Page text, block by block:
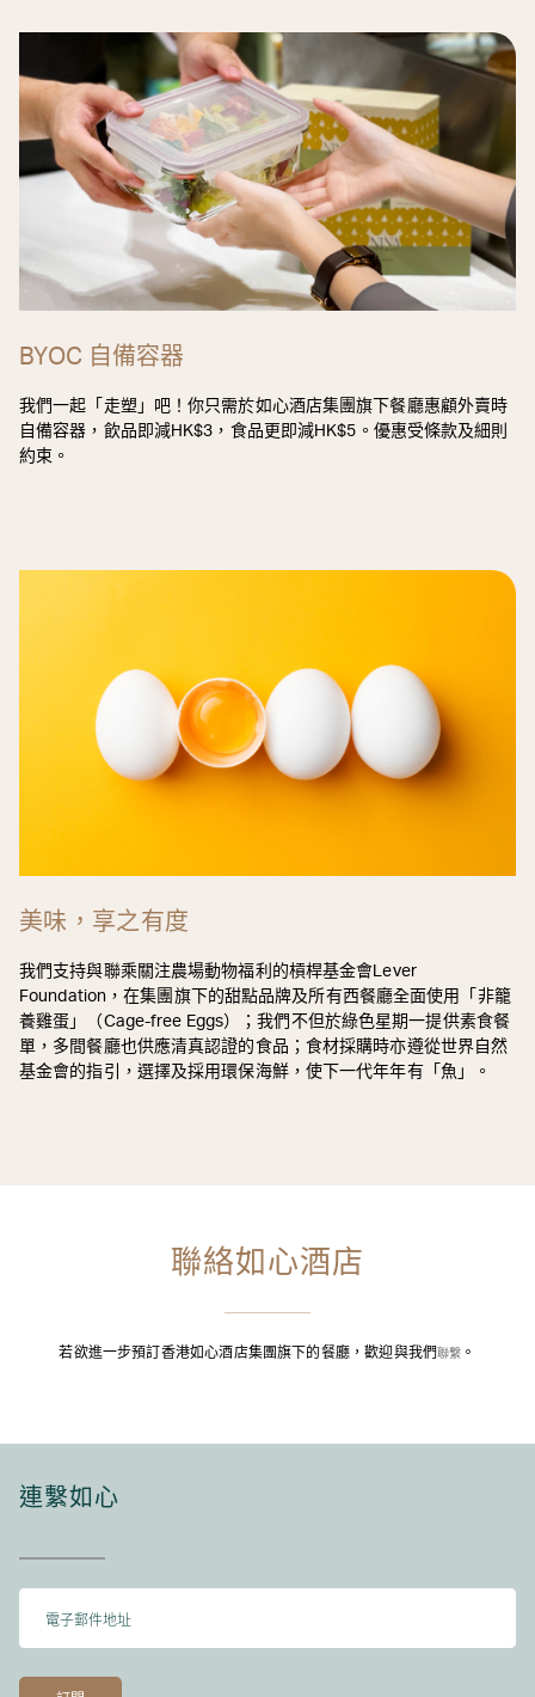
BYOC 自備容器
我們一起「走塑」吧！你只需於如心酒店集團旗下餐廳惠顧外賣時
自備容器，飲品即減HK$3，食品更即減HK$5。優惠受條款及細則
約束。
美味，享之有度
我們支持與聯乘關注農場動物福利的槓桿基金會Lever
Foundation，在集團旗下的甜點品牌及所有西餐廳全面使用「非籠
養雞蛋」（Cage-free Eggs）；我們不但於綠色星期一提供素食餐
單，多間餐廳也供應清真認證的食品；食材採購時亦遵從世界自然
基金會的指引，選擇及採用環保海鮮，使下一代年年有「魚」。
聯絡如心酒店
若欲進一步預訂香港如心酒店集團旗下的餐廳，歡迎與我們聯繫 。
連繫如心